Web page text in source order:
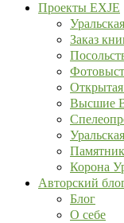
Проекты EXJE
Заказ
Высшие
Корона
Авторский
Блог
О себе